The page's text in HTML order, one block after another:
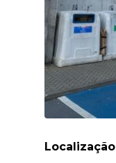
Localização